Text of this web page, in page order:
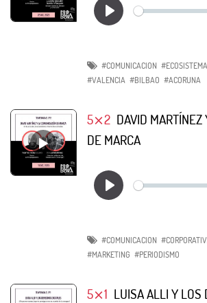
#COMUNICACION
#VALENCIA #BILBAO #ACORUNA
5⨯2 DAVID
DE MARCA
#COMUNICACION
#MARKETING #PERIODISMO
5⨯1 LUISA ALLI Y LOS